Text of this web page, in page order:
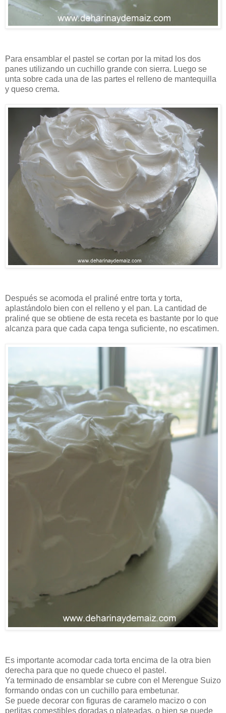
Para ensamblar el pastel se cortan por la mitad los dos
panes utilizando un cuchillo grande con sierra. Luego se
unta sobre cada una de las partes el relleno de mantequilla
y queso crema.
Después se acomoda el praliné entre torta y torta,
aplastándolo bien con el relleno y el pan. La cantidad de
praliné que se obtiene de esta receta es bastante por lo que
alcanza para que cada capa tenga suficiente, no escatimen.
Es importante acomodar cada torta encima de la otra bien
derecha para que no quede chueco el pastel.
Ya terminado de ensamblar se cubre con el Merengue Suizo
formando ondas con un cuchillo para embetunar.
Se puede decorar con figuras de caramelo macizo o con
perlitas comestibles doradas o plateadas, o bien se puede